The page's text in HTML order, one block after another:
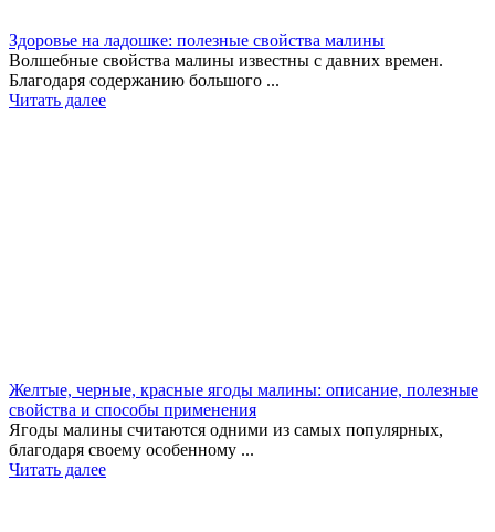
Здоровье на ладошке: полезные свойства малины
Волшебные свойства малины известны с давних времен.
Благодаря содержанию большого ...
Читать далее
Желтые, черные, красные ягоды малины: описание, полезные
свойства и способы применения
Ягоды малины считаются одними из самых популярных,
благодаря своему особенному ...
Читать далее